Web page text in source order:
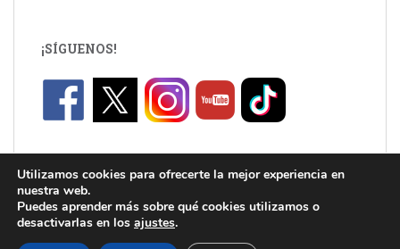
¡SÍGUENOS!
C/ Jaume I, Catarroja |info.uni@florida-uni.es
Utilizamos cookies para ofrecerte la mejor experiencia en
nuestra web.
Puedes aprender más sobre qué cookies utilizamos o
desactivarlas en los ajustes.